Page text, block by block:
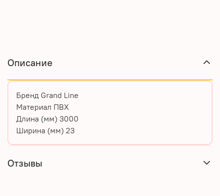
Описание
Бренд Grand Line
Материал ПВХ
Длина (мм) 3000
Ширина (мм) 23
Отзывы